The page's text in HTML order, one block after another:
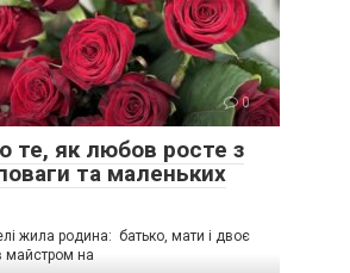
0
те, як любов росте з
та маленьких
жила родина: батько, мати і двоє
майстром на